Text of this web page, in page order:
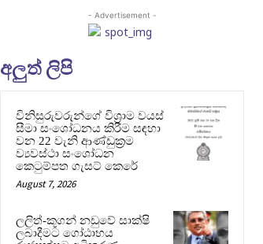
- Advertisement -
අලුත් ලිපි
විනිසුරුවරුන්ගේ විශ්‍රාම වයස්
සීමා සංශෝධනය කිරීම සඳහා
වන 22 වැනි ආණ්ඩුක්‍රම
ව්‍යවස්ථා සංශෝධන
කෙටුම්පත ගැසට් කෙරේ
August 7, 2026
ලලිත්-කූගන් නඩුවේ සාක්ෂි
ලබාදීමට ගෝඨාභය